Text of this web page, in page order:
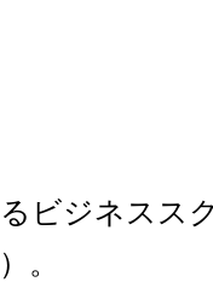
ビジネスス
。